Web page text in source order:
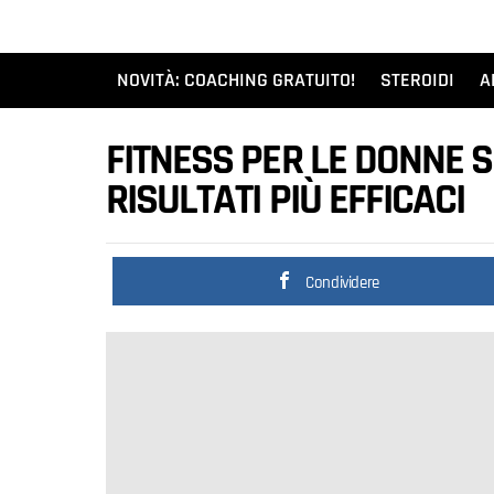
NOVITÀ: COACHING GRATUITO! STEROIDI
FITNESS PER LE DONNE
RISULTATI PIÙ EFFICACI
Condividere